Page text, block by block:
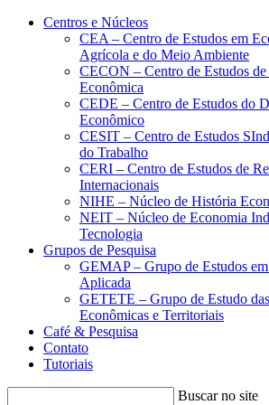
Conteúdo principal Menu principal
Centros e Núcleos
CEA – Centro de Estudos em
Agrícola e do Meio Ambiente
CECON – Centro de Estudos
Econômica
CEDE – Centro de Estudos do
Econômico
CESIT – Centro de Estudos
do Trabalho
CERI – Centro de Estudos de
Internacionais
NIHE – Núcleo de História
NEIT – Núcleo de Economia
Tecnologia
Grupos de Pesquisa
GEMAP – Grupo de Estudos
Aplicada
GETETE – Grupo de Estudo
Econômicas e Territoriais
Café & Pesquisa
Contato
Tutoriais
Buscar no site